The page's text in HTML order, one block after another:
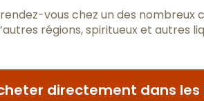
vous chez un des nombreux
régions, spiritueux et autres
directement dans les